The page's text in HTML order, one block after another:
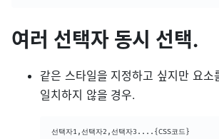
여러 선택자 동시 선택.
같은 스타일을 지정하고 싶지만 요소
일치하지 않을 경우.
선택자1,선택자2,선택자3....{CSS코드}